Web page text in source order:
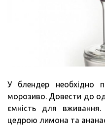
У блендер необхідно
морозиво. Довести до
ємність для
цедрою лимона та